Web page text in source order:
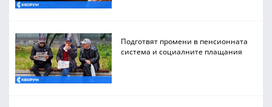
Подготвят промени в пенсионната
система и социалните плащания